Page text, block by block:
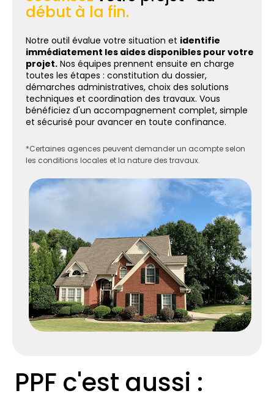
début à la fin.
Notre outil évalue votre situation et identifie
immédiatement les aides disponibles pour votre
projet. Nos équipes prennent ensuite en charge
toutes les étapes : constitution du dossier,
démarches administratives, choix des solutions
techniques et coordination des travaux. Vous
bénéficiez d'un accompagnement complet, simple
et sécurisé pour avancer en toute confinance.
*Certaines agences peuvent demander un acompte selon
les conditions locales et la nature des travaux.
PPF c'est aussi :